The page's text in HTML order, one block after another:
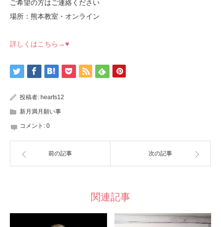
ご希望の方はご連絡ください
場所：熊本教室・オンライン
詳しくはこちら→♥
投稿者: hearts12
新月満月願い事
コメント: 0
前の記事 次の記事
関連記事